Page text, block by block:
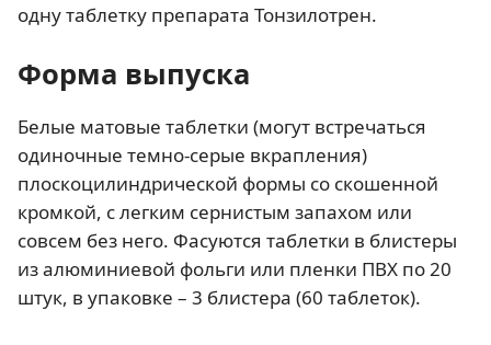
одну таблетку препарата Тонзилотрен.
Форма выпуска
Белые матовые таблетки (могут встречаться
одиночные темно-серые вкрапления)
плоскоцилиндрической формы со скошенной
кромкой, с легким сернистым запахом или
совсем без него. Фасуются таблетки в блистеры
из алюминиевой фольги или пленки ПВХ по 20
штук, в упаковке – 3 блистера (60 таблеток).